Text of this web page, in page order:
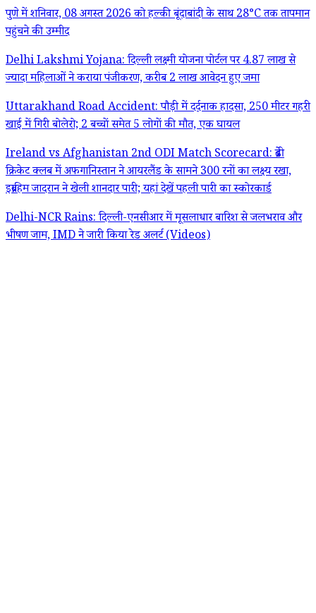
पुणे में शनिवार, 08 अगस्त 2026 को हल्की बूंदाबांदी के साथ 28°C तक तापमान
पहुंचने की उम्मीद
Delhi Lakshmi Yojana: दिल्ली लक्ष्मी योजना पोर्टल पर 4.87 लाख से
ज्यादा महिलाओं ने कराया पंजीकरण, करीब 2 लाख आवेदन हुए जमा
Uttarakhand Road Accident: पौड़ी में दर्दनाक हादसा, 250 मीटर गहरी
खाई में गिरी बोलेरो; 2 बच्चों समेत 5 लोगों की मौत, एक घायल
Ireland vs Afghanistan 2nd ODI Match Scorecard: ब्रेडी
क्रिकेट क्लब में अफगानिस्तान ने आयरलैंड के सामने 300 रनों का लक्ष्य रखा,
इब्राहिम जादरान ने खेली शानदार पारी; यहां देखें पहली पारी का स्कोरकार्ड
Delhi-NCR Rains: दिल्ली-एनसीआर में मूसलाधार बारिश से जलभराव और
भीषण जाम, IMD ने जारी किया रेड अलर्ट (Videos)